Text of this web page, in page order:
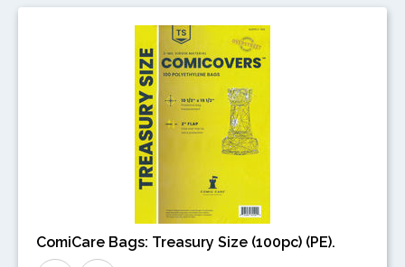
ComiCare Bags: Treasury Size (100pc) (PE).